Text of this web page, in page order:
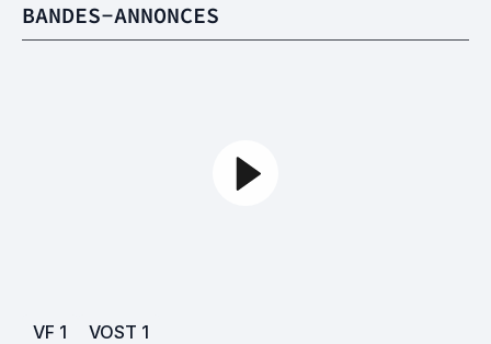
BANDES-ANNONCES
VF 1 VOST 1